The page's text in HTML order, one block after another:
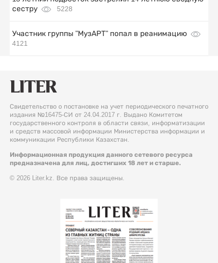
сестру
5228
Участник группы "МузАРТ" попал в реанимацию
4121
Свидетельство о постановке на учет периодического печатного
издания №16475-СИ от 24.04.2017 г. Выдано Комитетом
государственного контроля в области связи, информатизации
и средств массовой информации Министерства информации и
коммуникации Республики Казахстан.
Информационная продукция данного сетевого ресурса
предназначена для лиц, достигших 18 лет и старше.
© 2026 Liter.kz. Все права защищены.